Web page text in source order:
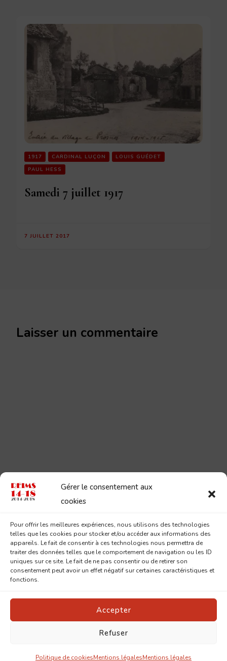
Gérer le consentement aux
cookies
Pour offrir les meilleures expériences, nous utilisons des technologies
telles que les cookies pour stocker et/ou accéder aux informations des
appareils. Le fait de consentir à ces technologies nous permettra de
traiter des données telles que le comportement de navigation ou les ID
uniques sur ce site. Le fait de ne pas consentir ou de retirer son
consentement peut avoir un effet négatif sur certaines caractéristiques et
fonctions.
Accepter
Refuser
Politique de cookiesMentions légalesMentions légales
1917 CARDINAL LUÇON
LOUIS GUÉDET
PAUL HESS
Samedi 7 juillet 1917
7 JUILLET 2017
Laisser un commentaire
Reims 14-18. Tous droits réservés.